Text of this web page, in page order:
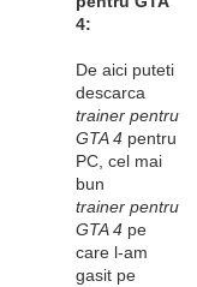
4:
De aici puteti
descarca
trainer pentru
GTA 4 pentru
PC, cel mai
bun
trainer pentru
GTA 4 pe
care l-am
gasit pe